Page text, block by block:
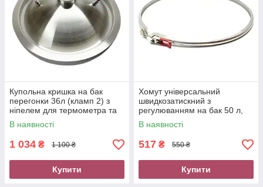
Купольна кришка на бак
перегонки 36л (кламп 2) з
ніпелем для термометра та
клапаном надлишкового
тиску
В наявності
1 034 ₴ 1 100 ₴
Купити
Хомут універсальний
швидкозатискний з
регулюванням на бак 50 л,
фіксатор для перегінного
куба
В наявності
517 ₴ 550 ₴
Купити